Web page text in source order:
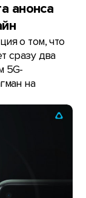
анонса
о том, что
сразу два
5G-
на